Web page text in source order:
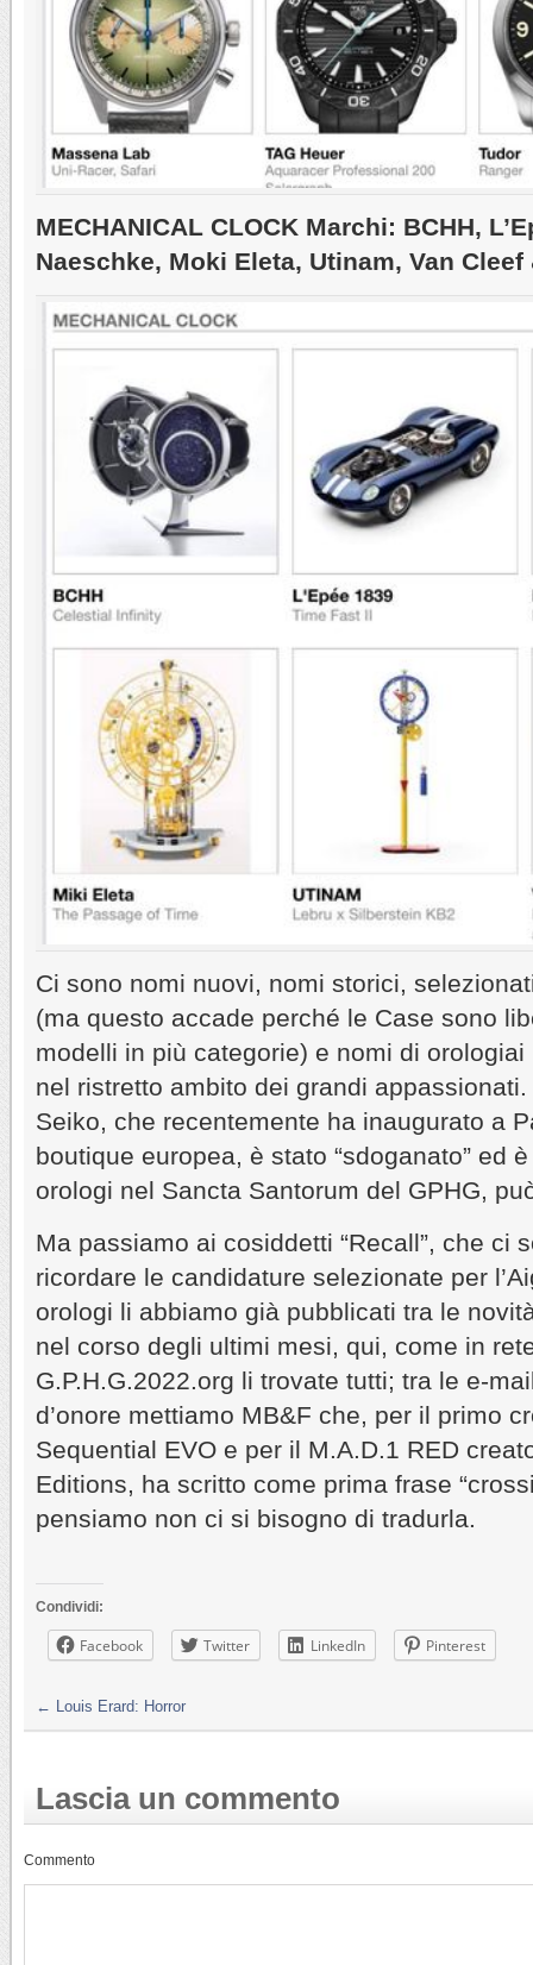
MECHANICAL CLOCK Marchi: BCHH,
Naeschke, Moki Eleta, Utinam, Van Cleef
Ci sono nomi nuovi, nomi storici,
(ma questo accade perché le Case sono
modelli in più categorie) e nomi di
nel ristretto ambito dei grandi
Seiko, che recentemente ha inaugurato a
boutique europea, è stato “sdoganato” ed
orologi nel Sancta Santorum del GPHG,
Ma passiamo ai cosiddetti “Recall”, che ci
ricordare le candidature selezionate per
orologi li abbiamo già pubblicati tra le
nel corso degli ultimi mesi, qui, come in
G.P.H.G.2022.org li trovate tutti; tra le e-
d’onore mettiamo MB&F che, per il primo
Sequential EVO e per il M.A.D.1 RED
Editions, ha scritto come prima frase
pensiamo non ci si bisogno di tradurla.
Condividi:
Facebook Twitter LinkedIn Pinterest
← Louis Erard: Horror
Lascia un commento
Commento